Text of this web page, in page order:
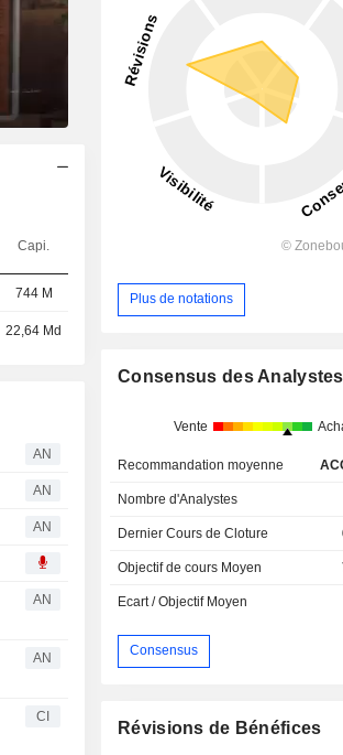
Capi.
744 M
22,64 Md
AN
AN
AN
AN
AN
CI
Plus de notations
Consensus des Analystes
Vente
Recommandation moyenne
Nombre d'Analystes
Dernier Cours de Cloture
Objectif de cours Moyen
Ecart / Objectif Moyen
Consensus
Révisions de Bénéfices